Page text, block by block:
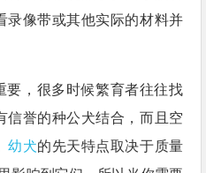
录像带或其他实际的材料并
要，很多时候繁育者往往找
信誉的种公犬结合，而且空
幼犬的先天特点取决于质量